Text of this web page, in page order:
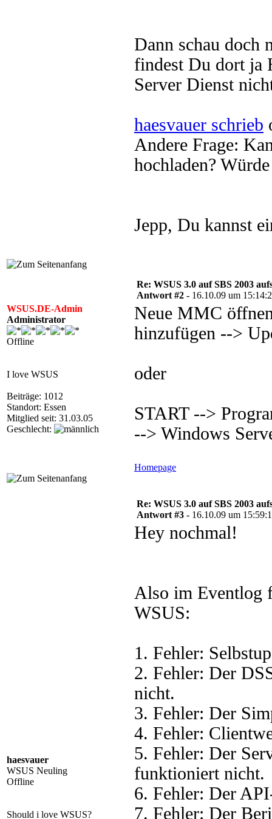
Dann schau doch
findest Du dort ja
Server Dienst
haesvauer schrieb
Andere Frage:
hochladen?
Jepp, Du kannst
WSUS.DE-Admin
Administrator
Offline
I love WSUS
Beiträge: 1012
Standort: Essen
Mitglied seit: 31.03.05
Geschlecht:
Re: WSUS 3.0 auf SBS 2003
Antwort #2 - 16.10.09 um
Neue MMC
hinzufügen -->
oder
START -->
--> Windows
Homepage
haesvauer
WSUS Neuling
Offline
Should i love WSUS?
Re: WSUS 3.0 auf SBS 2003
Antwort #3 - 16.10.09 um
Hey nochmal!
Also im Eventlog
WSUS:
1. Fehler:
2. Fehler: Der
nicht.
3. Fehler: Der
4. Fehler:
5. Fehler: Der
funktioniert nicht.
6. Fehler: Der
7. Fehler: Der